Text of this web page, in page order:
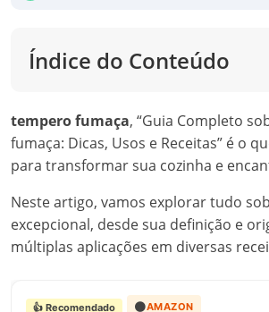
Índice do Conteúdo
tempero fumaça, “Guia Completo
fumaça: Dicas, Usos e Receitas” é o
para transformar sua cozinha e
Neste artigo, vamos explorar tudo
excepcional, desde sua definição e
múltiplas aplicações em diversas
👍 Recomendado 🟠AMAZON